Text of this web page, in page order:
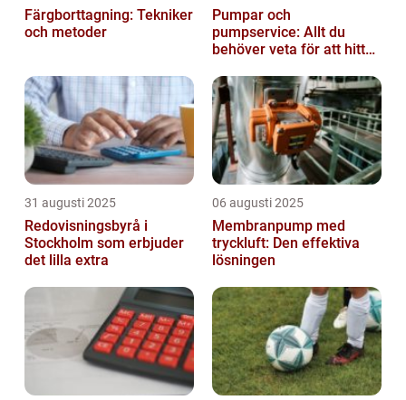
Färgborttagning: Tekniker
och metoder
Pumpar och
pumpservice: Allt du
behöver veta för att hitta
31 augusti 2025
Redovisningsbyrå i
Stockholm som erbjuder
det lilla extra
06 augusti 2025
Membranpump med
tryckluft: Den effektiva
lösningen